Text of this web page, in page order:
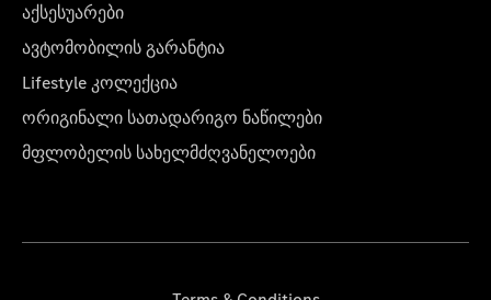
აქსესუარები
ავტომობილის გარანტია
Lifestyle კოლექცია
ორიგინალი სათადარიგო ნაწილები
მფლობელის სახელმძღვანელოები